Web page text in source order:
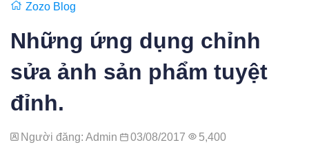
Zozo Blog
Những ứng dụng chỉnh
sửa ảnh sản phẩm tuyệt
đỉnh.
Người đăng: Admin 03/08/2017 5,400